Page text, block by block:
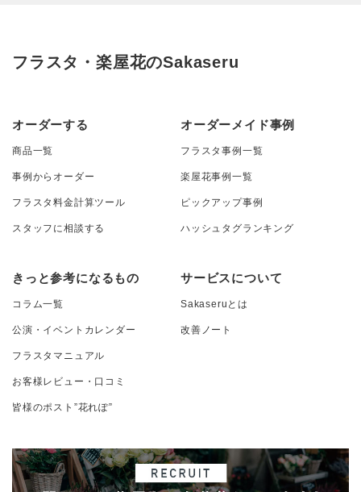
フラスタ・楽屋花のSakaseru
オーダーする
商品一覧
事例からオーダー
フラスタ料金計算ツール
スタッフに相談する
オーダーメイド事例
フラスタ事例一覧
楽屋花事例一覧
ピックアップ事例
ハッシュタグランキング
きっと参考になるもの
コラム一覧
公演・イベントカレンダー
フラスタマニュアル
お客様レビュー・口コミ
皆様のポスト”花れぽ”
サービスについて
Sakaseruとは
改善ノート